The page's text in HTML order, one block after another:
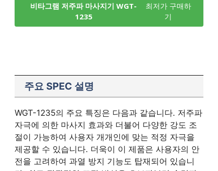
비타그램 저주파 마사지기 WGT-
1235
최저가 구매하
기
주요 SPEC 설명
WGT-1235의 주요 특징은 다음과 같습니다. 저주파
자극에 의한 마사지 효과와 더불어 다양한 강도 조
절이 가능하여 사용자 개개인에 맞는 적정 자극을
제공할 수 있습니다. 더욱이 이 제품은 사용자의 안
전을 고려하여 과열 방지 기능도 탑재되어 있습니